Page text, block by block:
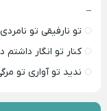
–
تو نارفیقی تو
کنار تو انگار
ندید تو آواری تو